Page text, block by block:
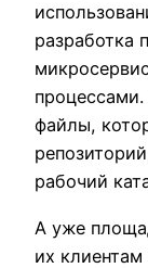
разработка
файлы,
рабочий
А уже
их